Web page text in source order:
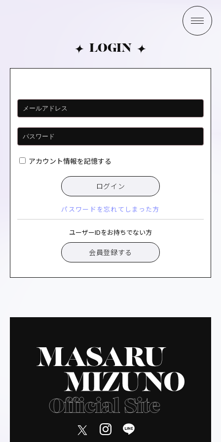
LOGIN
アカウント情報を記憶する
ログイン
パスワードを忘れてしまった方
ユーザーIDをお持ちでない方
会員登録する